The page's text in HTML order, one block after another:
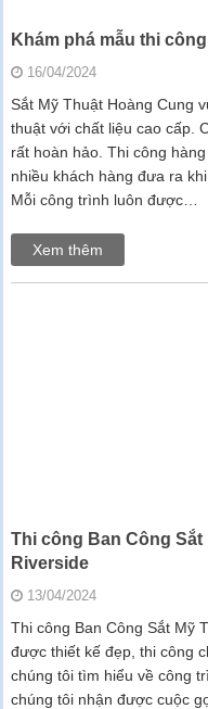
Khám phá mẫu thi
16/04/2024
Sắt Mỹ Thuật Hoàng Cung
thuật với chất liệu cao cấp.
rất hoàn hảo. Thi công
nhiều khách hàng đưa ra
Mỗi công trình luôn được…
Xem thêm
Thi công Ban Công
Riverside
13/04/2024
Thi công Ban Công Sắt Mỹ
được thiết kế đẹp, thi công
chúng tôi tìm hiểu về công
chúng tôi nhận được cuộc